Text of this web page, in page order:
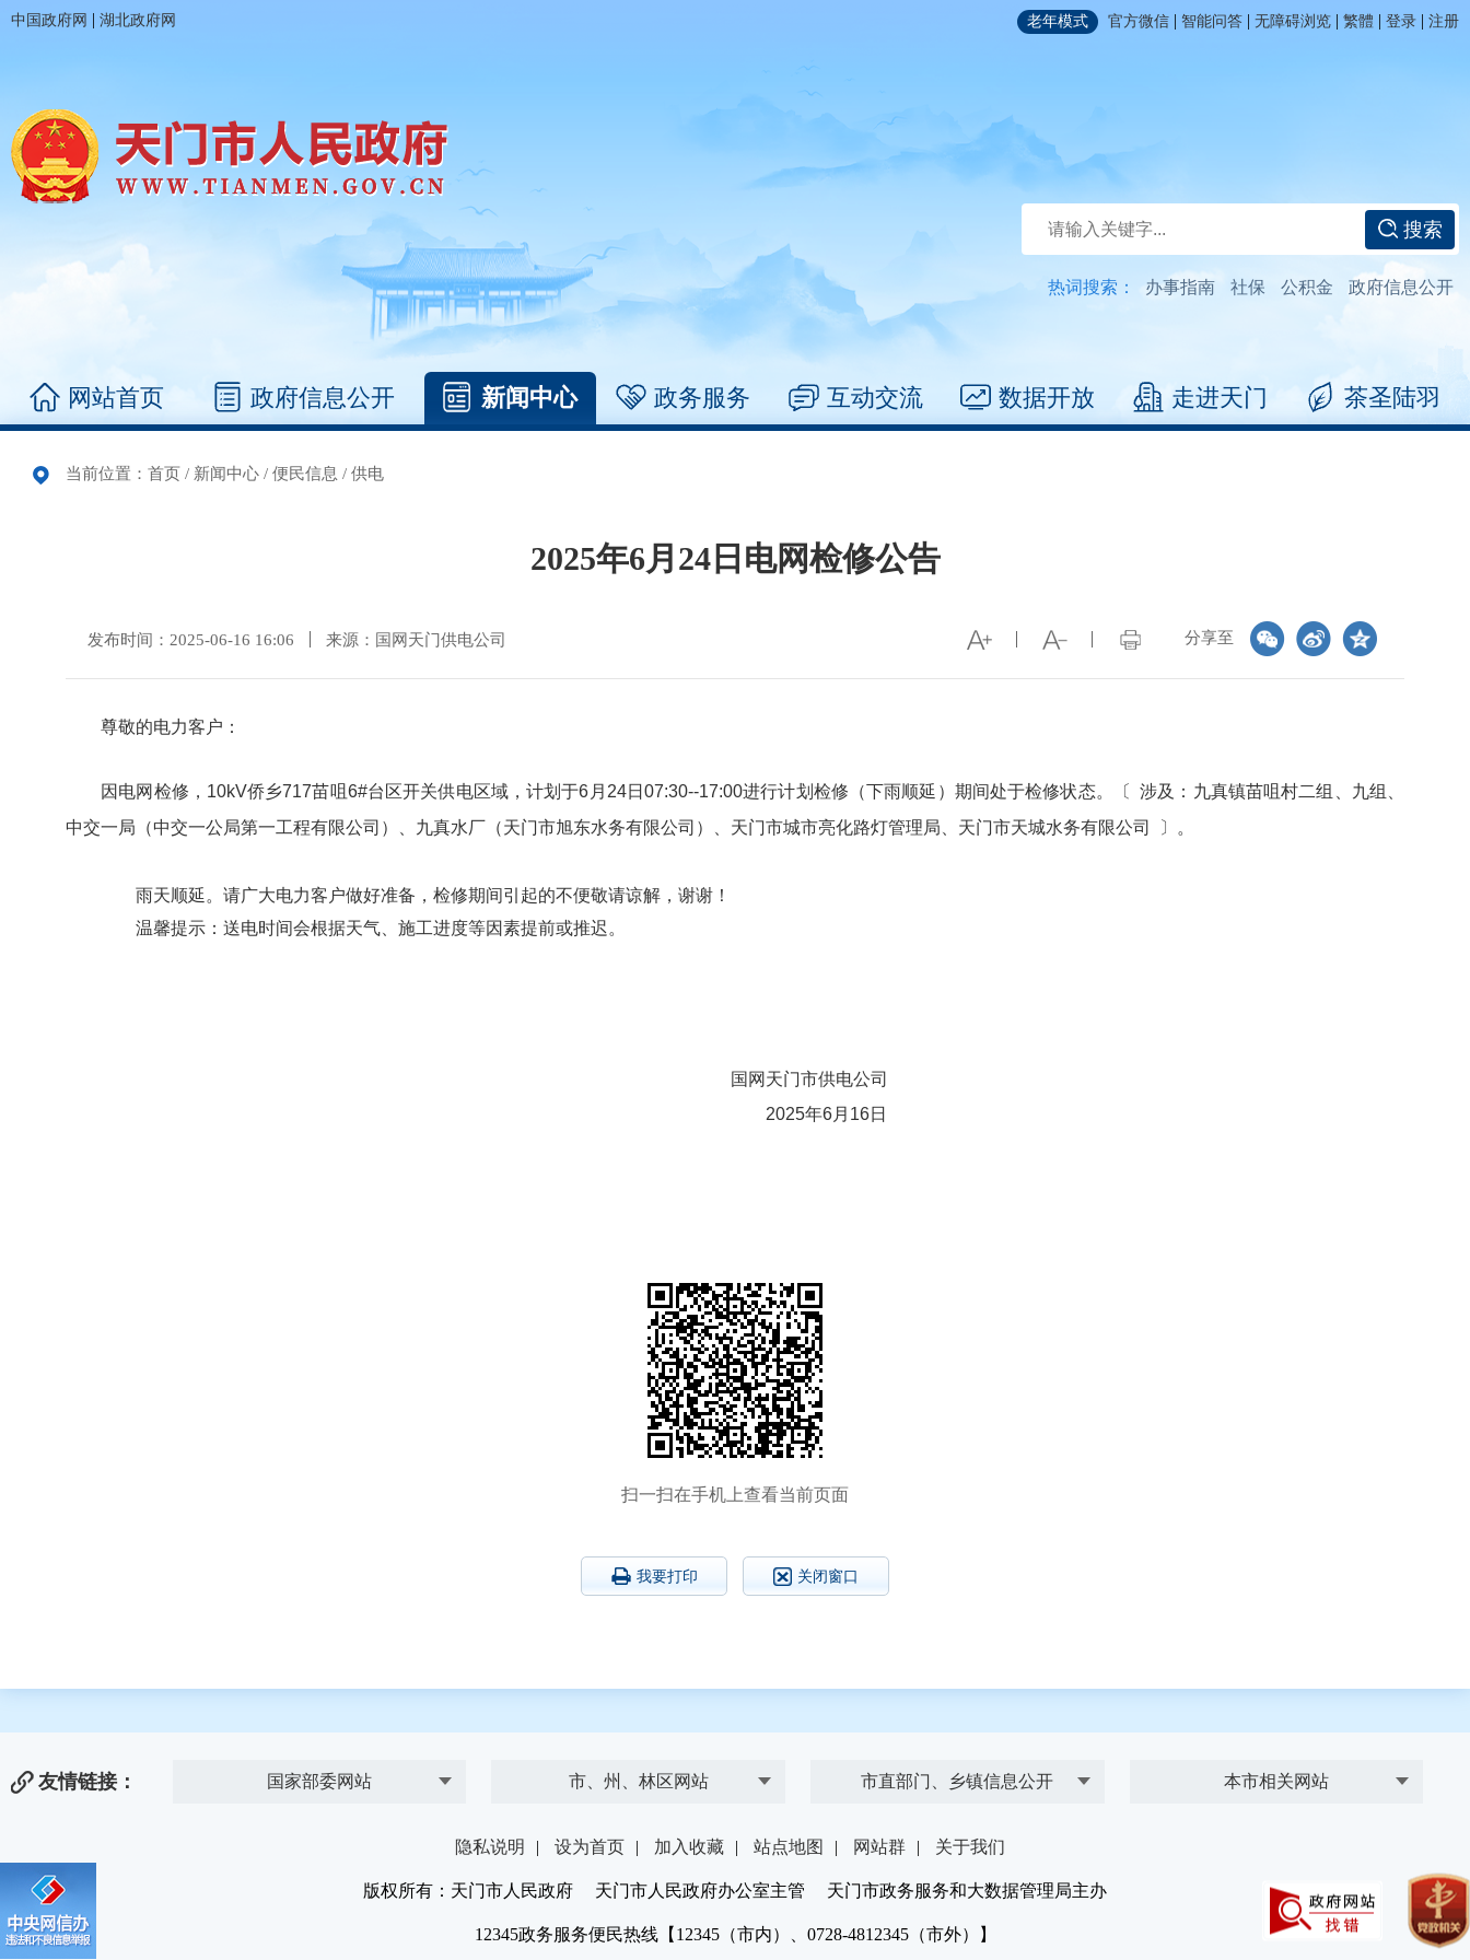
中国政府网 | 湖北政府网 老年模式 官方微信 | 智能问答 | 无障碍浏览 | 繁體 | 登录 | 注册
搜索
热词搜索： 办事指南 社保 公积金 政府信息公开
网站首页 政府信息公开 新闻中心 政务服务 互动交流 数据开放 走进天门 茶圣陆羽
当前位置： 首页 / 新闻中心 / 便民信息 / 供电
2025年6月24日电网检修公告
分享至
发布时间：2025-06-16 16:06 来源：国网天门供电公司
尊敬的电力客户：
因电网检修，10kV侨乡717苗咀6#台区开关供电区域，计划于6月24日07:30--17:00进行计划检修（下雨顺延）期间处于检修状态。 〔 涉及：九真镇苗咀村二组、九组、
中交一局（中交一公局第一工程有限公司）、九真水厂（天门市旭东水务有限公司）、天门市城市亮化路灯管理局、天门市天城水务有限公司
〕 。
雨天顺延。请广大电力客户做好准备，检修期间引起的不便敬请谅解，谢谢！
温馨提示：送电时间会根据天气、施工进度等因素提前或推迟。
国网天门市供电公司
2025年6月16日
扫一扫在手机上查看当前页面
我要打印 关闭窗口
友情链接： 国家部委网站 市、州、林区网站 市直部门、乡镇信息公开 本市相关网站
隐私说明 | 设为首页 | 加入收藏 | 站点地图 | 网站群 | 关于我们
版权所有：天门市人民政府 天门市人民政府办公室主管 天门市政务服务和大数据管理局主办
12345政务服务便民热线【12345（市内）、0728-4812345（市外）】